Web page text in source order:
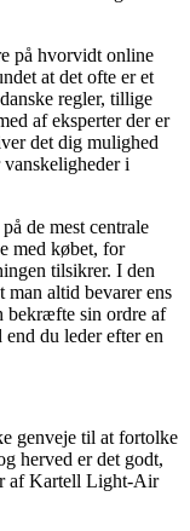
på hvorvidt online
at det ofte er et
regler, tillige
af eksperter der er
det dig mulighed
i
de mest centrale
med købet, for
tilsikrer. I den
man altid bevarer ens
bekræfte sin ordre af
du leder efter en
genveje til at fortolke
herved er det godt,
af Kartell Light-Air